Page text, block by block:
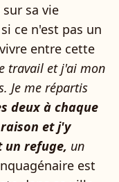
sa vie
ce n'est pas un
entre cette
travail et j'ai mon
Je me répartis
deux à chaque
et j'y
un refuge, un
est